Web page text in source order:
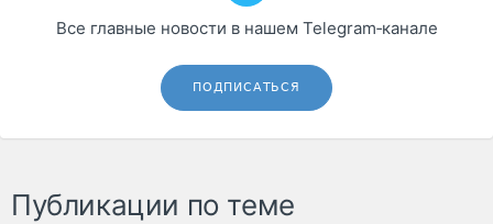
Все главные новости в нашем Telegram‑канале
ПОДПИСАТЬСЯ
Публикации по теме